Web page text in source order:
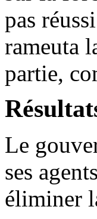
pas
rameuta
partie,
Le
ses
éliminer